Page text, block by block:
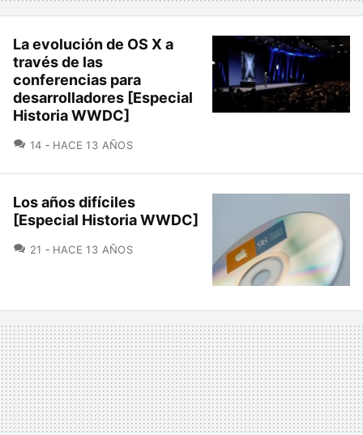
La evolución de OS X a
través de las
conferencias para
desarrolladores [Especial
Historia WWDC]
14 COMENTARIOS
HACE 13 AÑOS
Los años difíciles
[Especial Historia WWDC]
21 COMENTARIOS
HACE 13 AÑOS